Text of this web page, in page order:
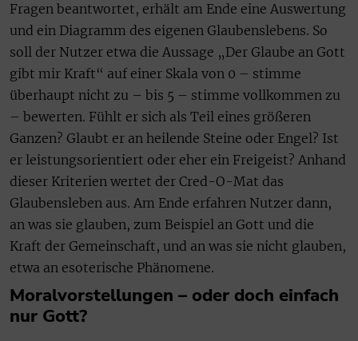
Fragen beantwortet, erhält am Ende eine Auswertung
und ein Diagramm des eigenen Glaubenslebens. So
soll der Nutzer etwa die Aussage „Der Glaube an Gott
gibt mir Kraft“ auf einer Skala von 0 – stimme
überhaupt nicht zu – bis 5 – stimme vollkommen zu
– bewerten. Fühlt er sich als Teil eines größeren
Ganzen? Glaubt er an heilende Steine oder Engel? Ist
er leistungsorientiert oder eher ein Freigeist? Anhand
dieser Kriterien wertet der Cred-O-Mat das
Glaubensleben aus. Am Ende erfahren Nutzer dann,
an was sie glauben, zum Beispiel an Gott und die
Kraft der Gemeinschaft, und an was sie nicht glauben,
etwa an esoterische Phänomene.
Moralvorstellungen – oder doch einfach
nur Gott?